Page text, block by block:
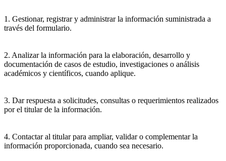
1. Gestionar, registrar y administrar la información suministrada a
través del formulario.
2. Analizar la información para la elaboración, desarrollo y
documentación de casos de estudio, investigaciones o análisis
académicos y científicos, cuando aplique.
3. Dar respuesta a solicitudes, consultas o requerimientos realizados
por el titular de la información.
4. Contactar al titular para ampliar, validar o complementar la
información proporcionada, cuando sea necesario.